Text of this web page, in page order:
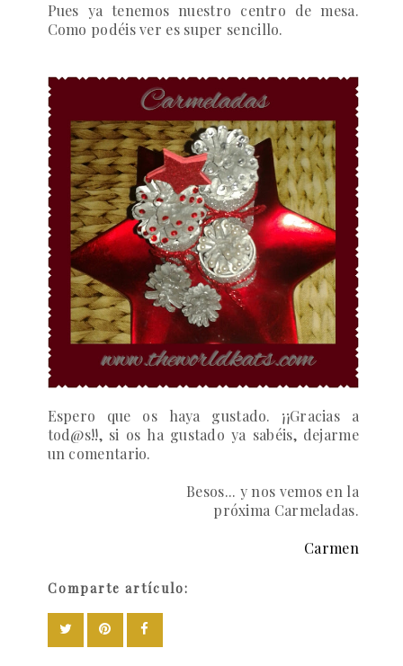
Pues ya tenemos nuestro centro de mesa.
Como podéis ver es super sencillo.
Espero que os haya gustado. ¡¡Gracias a
tod@s!!, si os ha gustado ya sabéis, dejarme
un comentario.
Besos... y nos vemos en la
próxima Carmeladas.
Carmen
Comparte artículo: